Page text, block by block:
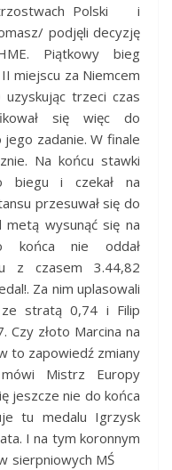
Polski i
podjęli decyzję
Piątkowy bieg
miejscu za Niemcem
trzeci czas
się więc do
zadanie. W finale
Na końcu stawki
biegu i czekał na
przesuwał się do
wysunąć się na
końca nie oddał
z czasem 3.44,82
Za nim uplasowali
stratą 0,74 i Filip
Czy złoto Marcina na
to zapowiedź zmiany
Mistrz Europy
jeszcze nie do końca
tu medalu Igrzysk
I na tym koronnym
sierpniowych MŚ